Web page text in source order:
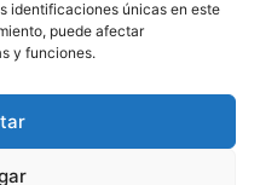
identificaciones únicas en este
puede afectar
y funciones.